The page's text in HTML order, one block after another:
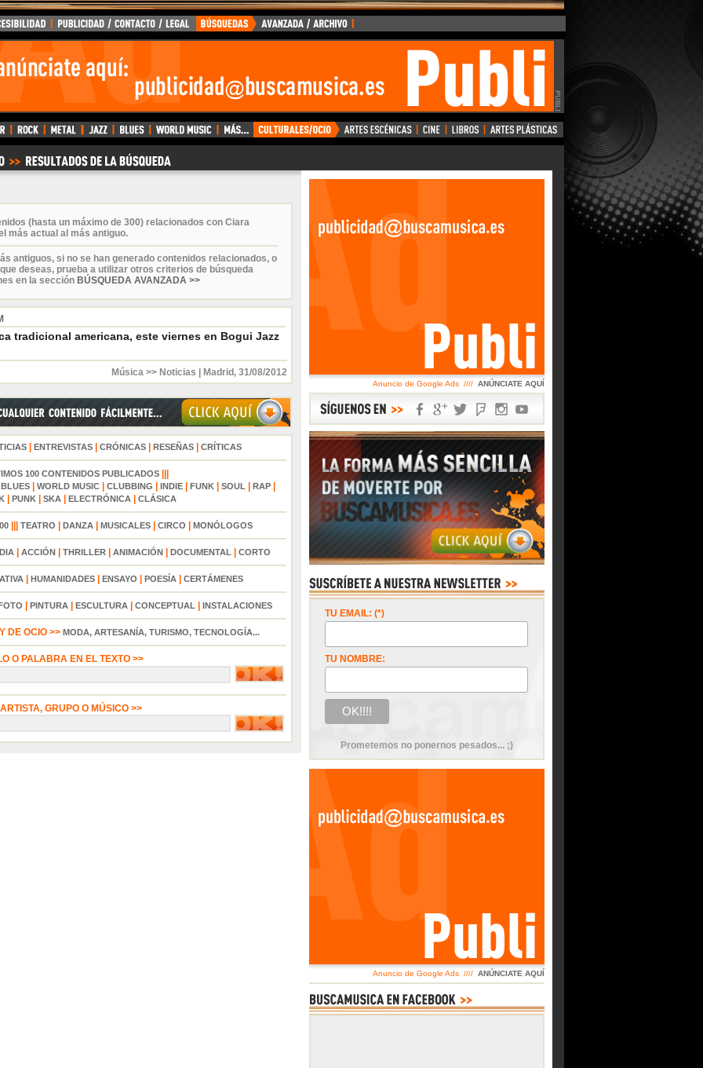
(hasta un máximo de 300) relacionados con Ciara
más actual al más antiguo.
antiguos, si no se han generado contenidos relacionados, o
deseas, prueba a utilizar otros criterios de búsqueda
en la sección BÚSQUEDA AVANZADA >>
tradicional americana, este viernes en Bogui Jazz
Música >> Noticias Madrid , 31/08/2012
| ENTREVISTAS| CRÓNICAS| RESEÑAS| CRÍTICAS
100 CONTENIDOS PUBLICADOS
BLUES| WORLD MUSIC| CLUBBING INDIE| FUNK| SOUL| RAP|
| PUNK| SKA| ELECTRÓNICA| CLÁSICA
||| TEATRO DANZA| MUSICALES| CIRCO MONÓLOGOS
ACCIÓN THRILLER ANIMACIÓN DOCUMENTAL CORTO
HUMANIDADES ENSAYO POESÍA CERTÁMENES
PINTURA ESCULTURA CONCEPTUAL INSTALACIONES
DE OCIO >> MODA, ARTESANÍA, TURISMO, TECNOLOGÍA...
O PALABRA EN EL TEXTO >>
GRUPO O MÚSICO >>
Anuncio de Google Ads //// ANÚNCIATE AQUÍ
TU EMAIL: (*)
TU NOMBRE:
Prometemos no ponernos pesados... ;)
Anuncio de Google Ads //// ANÚNCIATE AQUÍ